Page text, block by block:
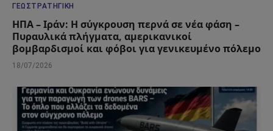
ΓΕΩΣΤΡΑΤΗΓΙΚΉ
ΗΠΑ – Ιράν: Η σύγκρουση περνά σε νέα φάση –
Πυραυλικά πλήγματα, αμερικανικοί
βομβαρδισμοί και φόβοι για γενικευμένο πόλεμο
18/07/2026